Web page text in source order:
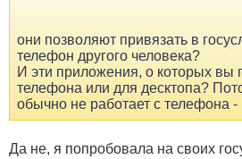
они позволяют привязать в
телефон другого человека?
И эти приложения, о которых вы
телефона или для десктопа?
обычно не работает с телефона -
Да не, я попробовала на своих